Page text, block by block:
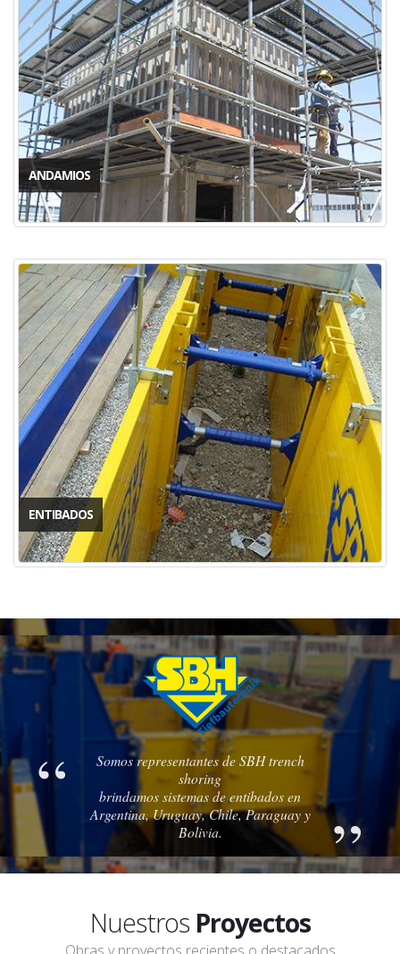
ANDAMIOS
ENTIBADOS
Somos representantes de SBH trench
shoring
brindamos sistemas de entibados en
Argentina, Uruguay, Chile, Paraguay y
Bolivia.
Nuestros Proyectos
Obras y proyectos recientes o destacados